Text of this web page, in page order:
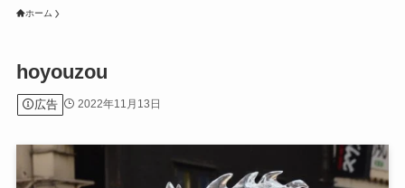
ホーム
hoyouzou
広告 2022年11月13日